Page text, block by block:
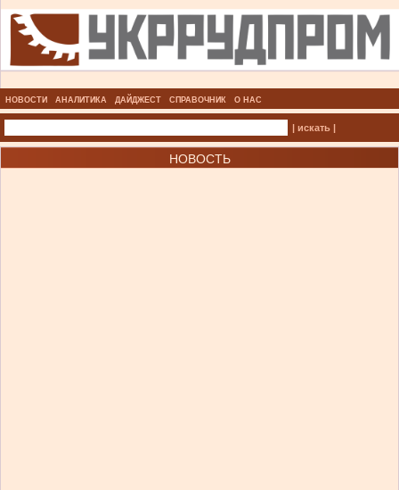
НОВОСТИ АНАЛИТИКА ДАЙДЖЕСТ СПРАВОЧНИК О НАС
| искать |
НОВОСТЬ